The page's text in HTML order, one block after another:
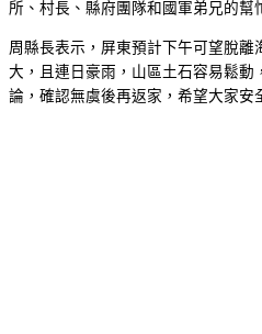
所、村長、縣府團隊和國軍弟兄的幫
周縣長表示，屏東預計下午可望脫
大，且連日豪雨，山區土石容易鬆動
論，確認無虞後再返家，希望大家安